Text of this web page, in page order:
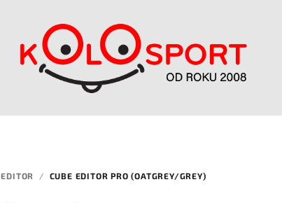
EDITOR / CUBE EDITOR PRO (OATGREY/GREY)